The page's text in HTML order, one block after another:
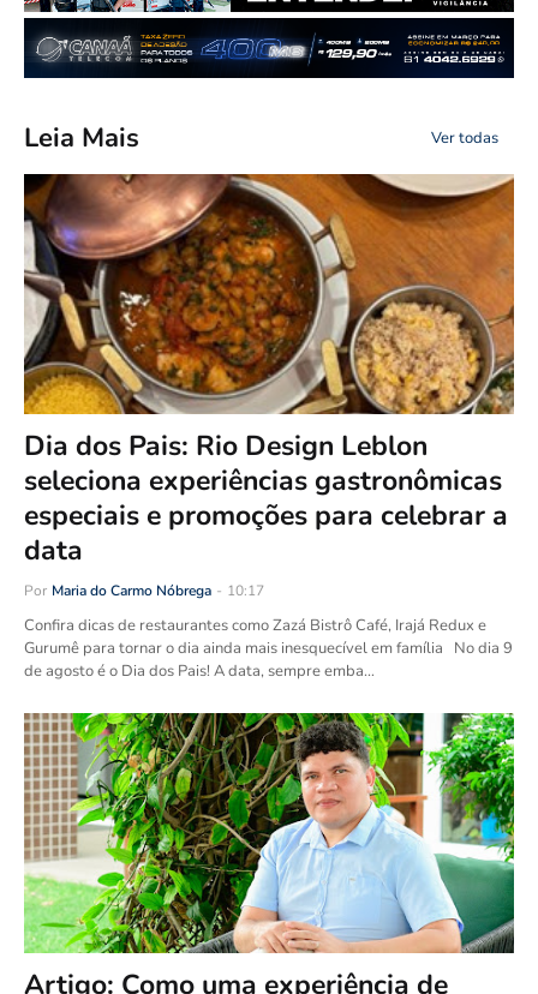
Leia Mais Ver todas
Dia dos Pais: Rio Design Leblon
seleciona experiências gastronômicas
especiais e promoções para celebrar a
data
Por Maria do Carmo Nóbrega - 10:17
Confira dicas de restaurantes como Zazá Bistrô Café, Irajá Redux e
Gurumê para tornar o dia ainda mais inesquecível em família No dia 9
de agosto é o Dia dos Pais! A data, sempre emba…
Artigo: Como uma experiência de